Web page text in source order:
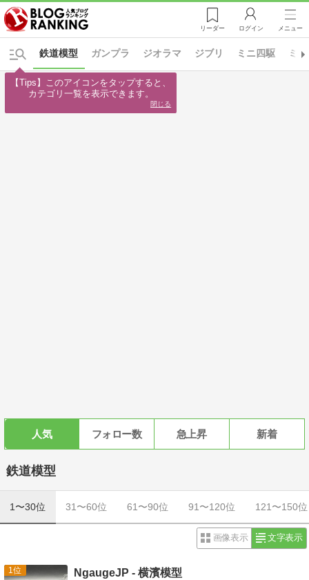
リーダー ログイン メニュー
ガンプラ ジオラマ ジブリ ミニ四駆 ミ
鉄道模型
人気 フォロー数 急上昇 新着
鉄道模型
1〜30位 31〜60位 61〜90位 91〜120位 121〜150位
画像表示 文字表示
1 NgaugeJP - 横濱模型
【Tips】このアイコンをタップすると、
カテゴリ一覧を表示できます。
閉じる